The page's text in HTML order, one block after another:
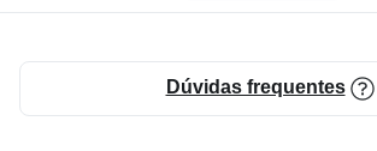
Dúvidas frequentes